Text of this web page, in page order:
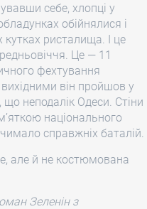
себе, хлопці у
обійнялися і
кутках ристалища. І це
Це — 11
фехтування
він пройшов у
що неподалік Одеси. Стіни
національного
справжніх баталій.
але й не костюмована
Зеленін з